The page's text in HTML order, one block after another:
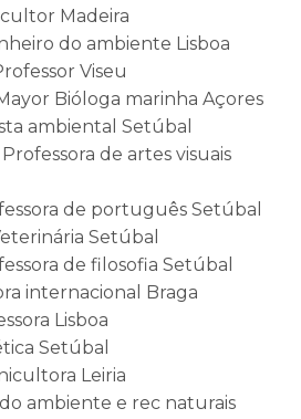
Madeira
do ambiente Lisboa
Viseu
Bióloga marinha Açores
ambiental Setúbal
de artes visuais
de português Setúbal
Setúbal
de filosofia Setúbal
internacional Braga
Lisboa
Setúbal
Leiria
ambiente e rec naturais